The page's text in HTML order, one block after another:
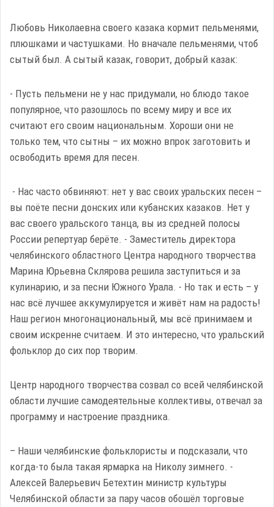
Любовь Николаевна своего казака кормит пельменями,
плюшками и частушками. Но вначале пельменями, чтоб
сытый был. А сытый казак, говорит, добрый казак:
- Пусть пельмени не у нас придумали, но блюдо такое
популярное, что разошлось по всему миру и все их
считают его своим национальным. Хороши они не
только тем, что сытны – их можно впрок заготовить и
освободить время для песен.
- Нас часто обвиняют: нет у вас своих уральских песен –
вы поёте песни донских или кубанских казаков. Нет у
вас своего уральского танца, вы из средней полосы
России репертуар берёте. - Заместитель директора
челябинского областного Центра народного творчества
Марина Юрьевна Склярова решила заступиться и за
кулинарию, и за песни Южного Урала. - Но так и есть – у
нас всё лучшее аккумулируется и живёт нам на радость!
Наш регион многонациональный, мы всё принимаем и
своим искренне считаем. И это интересно, что уральский
фольклор до сих пор творим.
Центр народного творчества созвал со всей челябинской
области лучшие самодеятельные коллективы, отвечал за
программу и настроение праздника.
– Наши челябинские фольклористы и подсказали, что
когда-то была такая ярмарка на Николу зимнего. -
Алексей Валерьевич Бетехтин министр культуры
Челябинской области за пару часов обошёл торговые